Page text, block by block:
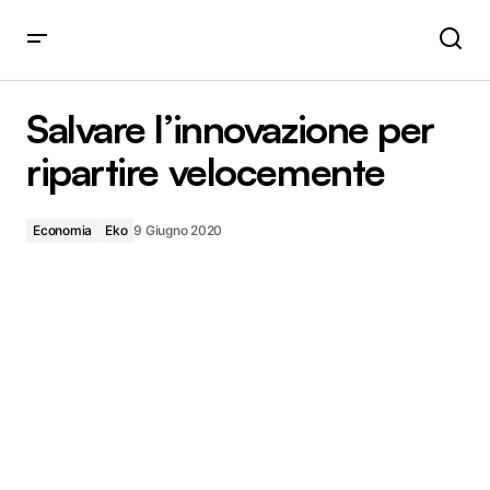
Salvare l’innovazione per
ripartire velocemente
Economia Eko 9 Giugno 2020